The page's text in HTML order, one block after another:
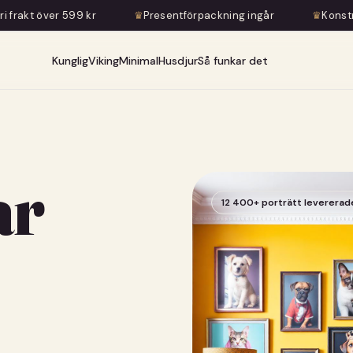
♛Presentförpackning ingår ♛Konstnärlig
KungligVikingMinimalHusdjurSå funkar det
12 400+ porträtt